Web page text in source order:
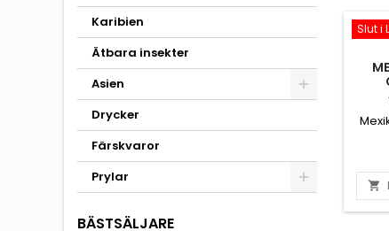
Karibien
Ätbara insekter
Asien
Drycker
Färskvaror
Prylar
BÄSTSÄLJARE
Slut i
